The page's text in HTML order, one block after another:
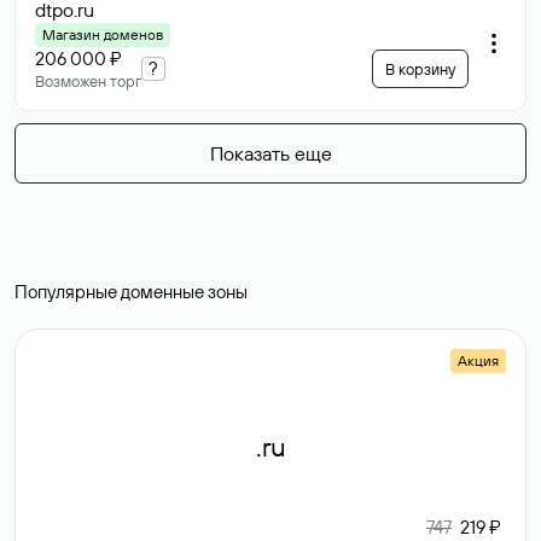
dtpo.ru
Магазин доменов
206 000 ₽
Возможен торг
? В корзину
Показать еще
Популярные доменные зоны
Акция
.ru
747 219 ₽